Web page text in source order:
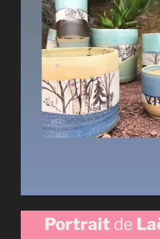
Portrait de